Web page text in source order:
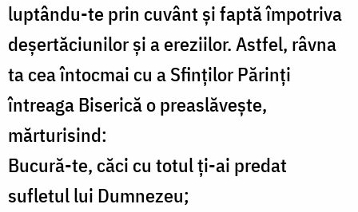
luptându-te prin cuvânt şi faptă împotriva
deşertăciunilor şi a ereziilor. Astfel, râvna
ta cea întocmai cu a Sfinţilor Părinţi
întreaga Biserică o preaslăveşte,
mărturisind:
Bucură-te, căci cu totul ţi-ai predat
sufletul lui Dumnezeu;